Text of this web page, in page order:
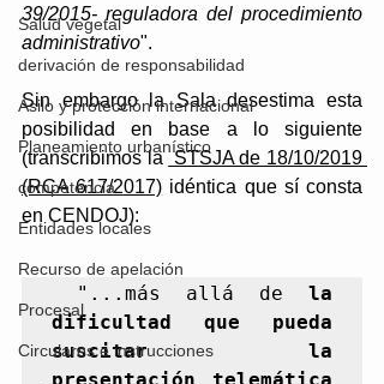
Salud vegetal
derivación de responsabilidad
Asilo y protección internacional
Planeamiento urbanístico
competencia
Entidades locales
Recurso de apelación
Procesal
Circulares e instrucciones
39/2015- reguladora del procedimiento
administrativo".
Sin embargo la Sala desestima esta
posibilidad en base a lo siguiente
(transcribimos la STSJA de 18/10/2019
(RCA 617/2017) idéntica que sí consta
en CENDOJ):
"...más allá de la
dificultad que pueda
suscitar la